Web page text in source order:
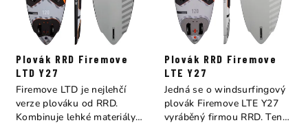
Plovák RRD Firemove
LTD Y27
Firemove LTD je nejlehčí
verze plováku od RRD.
Kombinuje lehké materiály
Plovák RRD Firemove
LTE Y27
Jedná se o windsurfingový
plovák Firemove LTE Y27
vyráběný firmou RRD. Tento